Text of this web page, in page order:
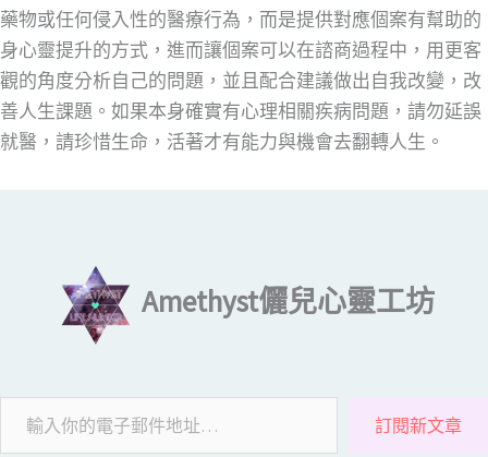
藥物或任何侵入性的醫療行為，而是提供對應個案有幫助的
身心靈提升的方式，進而讓個案可以在諮商過程中，用更客
觀的角度分析自己的問題，並且配合建議做出自我改變，改
善人生課題。如果本身確實有心理相關疾病問題，請勿延誤
就醫，請珍惜生命，活著才有能力與機會去翻轉人生。
Amethyst儷兒心靈工坊
訂閱新文章